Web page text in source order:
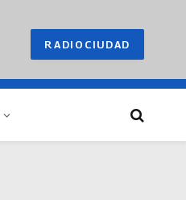
RADIOCIUDAD